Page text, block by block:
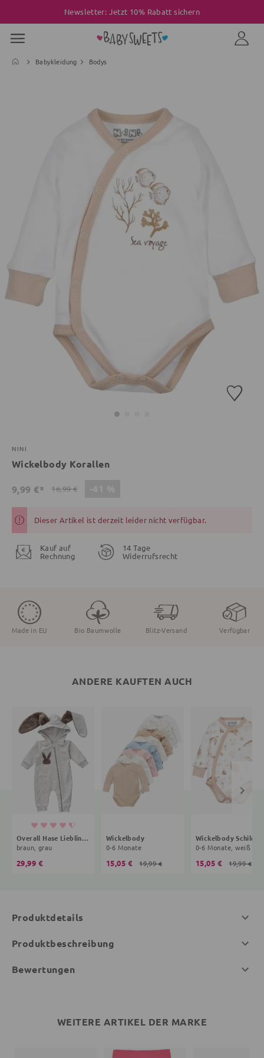
Newsletter: Jetzt 10% Rabatt sichern
Babykleidung Bodys
NINI
Wickelbody Korallen
9,99 €* 16,99 €
Dieser Artikel ist derzeit leider nicht verfügbar.
Kauf auf
Rechnung
14 Tage
Widerrufsrecht
Made in EU Bio Baumwolle Blitz-Versand Verfügbar
ANDERE KAUFTEN AUCH
Overall Hase Lieblingsstücke
braun, grau
29,99 €
Wickelbody
0-6 Monate
15,05 € 19,99 €
0-6 Monate, weiß
15,05 € 19,99 €
Produktdetails
Produktbeschreibung
Bewertungen
WEITERE ARTIKEL DER MARKE